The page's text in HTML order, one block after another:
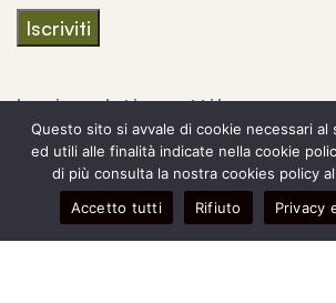
Iscrivendoti accetti la
nostra Informativa
sulla privacy e fornisci
il consenso a ricevere
aggiornamenti dalla
mio account
0
Carrello
Questo sito si avvale di cookie necessari al
ed utili alle finalità indicate nella cookie
di più consulta la nostra cookies policy
Accetto tutti
Rifiuto Privacy